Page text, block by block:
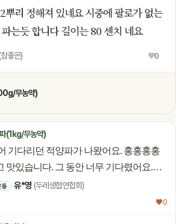
리 정해져 있네요 시중에 팔로가 없는
는듯 합니다 길이는 80 센치 네요
(참좋은) ♥0
무농약)
(1kg/무농약)
기다리던 적양파가 나왔어요. 홍홍홍홍
맛있습니다. 그 동안 너무 기다렸어요.
ㅋ 근데요. 농부님 농산물 광고 사진은
동 유*영 (두레생협연합회)
♥ 0